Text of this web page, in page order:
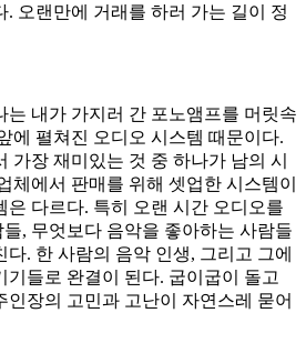
. 오랜만에 거래를 하러 가는 길이 정
는 내가 가지러 간 포노앰프를 머릿속
에 펼쳐진 오디오 시스템 때문이다.
가장 재미있는 것 중 하나가 남의 시
체에서 판매를 위해 셋업한 시스템이
은 다르다. 특히 오랜 시간 오디오를
, 무엇보다 음악을 좋아하는 사람들
. 한 사람의 음악 인생, 그리고 그에
기들로 완결이 된다. 굽이굽이 돌고
인장의 고민과 고난이 자연스레 묻어